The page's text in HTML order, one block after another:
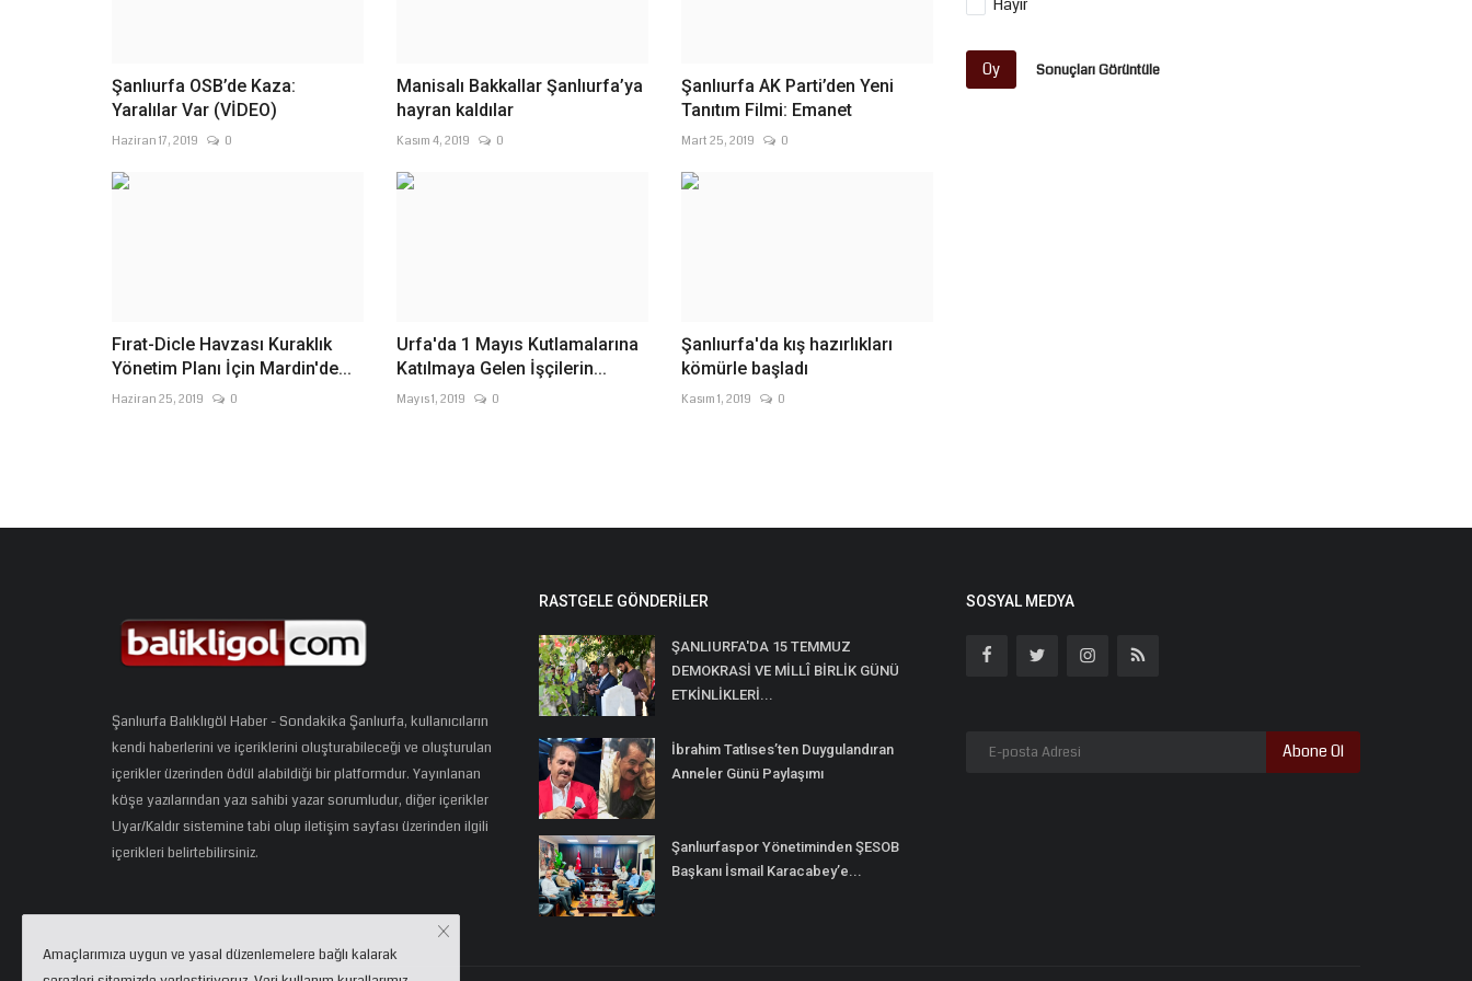
Şanlıurfa OSB’de Kaza:
Yaralılar Var (VİDEO)
Haziran 17, 2019 0
Manisalı Bakkallar Şanlıurfa’ya
hayran kaldılar
Kasım 4, 2019 0
Şanlıurfa AK Parti’den Yeni
Tanıtım Filmi: Emanet
Mart 25, 2019 0
Fırat-Dicle Havzası Kuraklık
Yönetim Planı İçin Mardin'de...
Haziran 25, 2019 0
Urfa'da 1 Mayıs Kutlamalarına
Katılmaya Gelen İşçilerin...
Mayıs 1, 2019 0
Şanlıurfa'da kış hazırlıkları
kömürle başladı
Kasım 1, 2019 0
Hayır
Oy Sonuçları Görüntüle
Şanlıurfa Balıklıgöl Haber - Sondakika Şanlıurfa, kullanıcıların
kendi haberlerini ve içeriklerini oluşturabileceği ve oluşturulan
içerikler üzerinden ödül alabildiği bir platformdur. Yayınlanan
köşe yazılarından yazı sahibi yazar sorumludur, diğer içerikler
Uyar/Kaldır sistemine tabi olup iletişim sayfası üzerinden ilgili
içerikleri belirtebilirsiniz.
RASTGELE GÖNDERILER
ŞANLIURFA'DA 15 TEMMUZ
DEMOKRASİ VE MİLLÎ BİRLİK GÜNÜ
ETKİNLİKLERİ...
İbrahim Tatlıses’ten Duygulandıran
Anneler Günü Paylaşımı
Şanlıurfaspor Yönetiminden ŞESOB
Başkanı İsmail Karacabey’e...
SOSYAL MEDYA
Abone Ol
Amaçlarımıza uygun ve yasal düzenlemelere bağlı kalarak